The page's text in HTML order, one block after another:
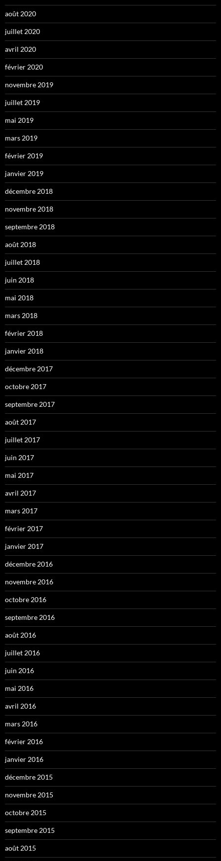
août 2020
juillet 2020
avril 2020
février 2020
novembre 2019
juillet 2019
mai 2019
mars 2019
février 2019
janvier 2019
décembre 2018
novembre 2018
septembre 2018
août 2018
juillet 2018
juin 2018
mai 2018
mars 2018
février 2018
janvier 2018
décembre 2017
octobre 2017
septembre 2017
août 2017
juillet 2017
juin 2017
mai 2017
avril 2017
mars 2017
février 2017
janvier 2017
décembre 2016
novembre 2016
octobre 2016
septembre 2016
août 2016
juillet 2016
juin 2016
mai 2016
avril 2016
mars 2016
février 2016
janvier 2016
décembre 2015
novembre 2015
octobre 2015
septembre 2015
août 2015